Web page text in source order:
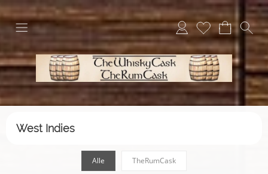
West Indies
Alle TheRumCask